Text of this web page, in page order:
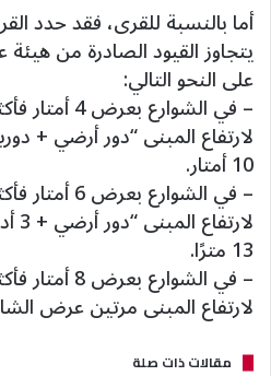
أما بالنسبة للقرى، فقد حدد
يتجاوز القيود الصادرة من
على النحو التالي:
– في الشوارع
لارتفاع المبنى “دور أرضي +
10 أمتار.
– في الشوارع
13 مترًا.
– في الشوارع
لارتفاع المبنى مرتين عرض
مقالات ذات صلة